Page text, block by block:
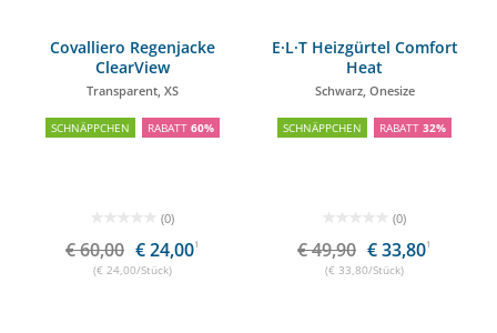
Covalliero Regenjacke
ClearView
Transparent, XS
SCHNÄPPCHEN RABATT 60%
(0)
€ 60,00 € 24,001
(€ 24,00/Stück)
E·L·T Heizgürtel Comfort
Heat
Schwarz, Onesize
SCHNÄPPCHEN RABATT 32%
(0)
€ 49,90 € 33,801
(€ 33,80/Stück)